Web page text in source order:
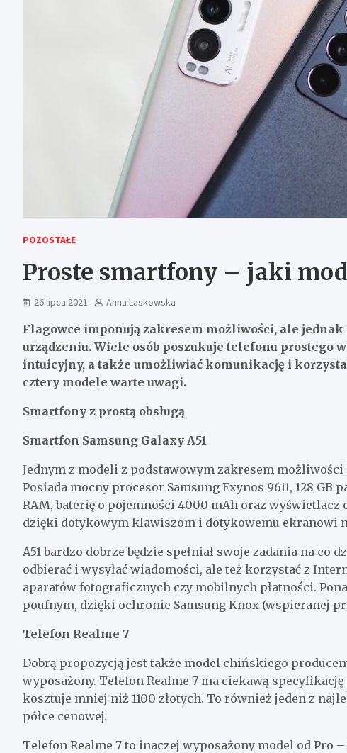
POZOSTAŁE
Proste smartfony – jaki
26 lipca 2021 Anna Laskowska
Flagowce imponują zakresem możliwości, ale
urządzeniu. Wiele osób poszukuje telefonu prostego
intuicyjny, a także umożliwiać komunikację i
cztery modele warte uwagi.
Smartfony z prostą obsługą
Smartfon Samsung Galaxy A51
Jednym z modeli z podstawowym zakresem możliwości
Posiada mocny procesor Samsung Exynos 9611, 128 GB
RAM, baterię o pojemności 4000 mAh oraz wyświetlacz
dzięki dotykowym klawiszom i dotykowemu ekranowi
A51 bardzo dobrze będzie spełniał swoje zadania na co
odbierać i wysyłać wiadomości, ale też korzystać z
aparatów fotograficznych czy mobilnych płatności.
poufnym, dzięki ochronie Samsung Knox (wspieranej
Telefon Realme 7
Dobrą propozycją jest także model chińskiego
wyposażony. Telefon Realme 7 ma ciekawą
kosztuje mniej niż 1100 złotych. To również jeden z
półce cenowej.
Telefon Realme 7 to inaczej wyposażony model od Pro